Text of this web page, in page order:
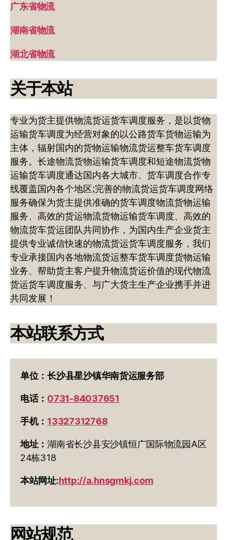
广东省物流
湖南省物流
湖北省物流
关于本站
专业为货主提供物流货运货车调度服务，是以货物
运输货车调度为经营对象的以公路货车货物运输为
主体，辐射国内的货物运输物流货运整车货车调度
服务。长途物流货物运输货车调度和短途物流货物
运输货车调度通达国内各大城市、货车调度合作专
线覆盖国内各个地区;完善的物流货运货车调度网络
服务确保为货主提供准确的货车调度物流货物运输
服务、高效的货运物流货物运输货车调度、高效的
物流货车货运团队共同协作，为国内生产企业货主
提供专业诚信快速的物流货运货车调度服务，我们
专业承接国内各地物流货运整车货车调度货物运输
业务、帮助货主客户提升物流货运价值的现代物流
货运货车调度服务、与广大货主生产企业携手并进
共同发展！
本站联系方式
单位：长沙县星沙镇华南货运服务部
电话： 0731-84037651
手机： 13327312768
地址：湖南省长沙县安沙镇恒广国际物流园A区
24栋318
本站网址:http://a.hnsgmkj.com
网站规范